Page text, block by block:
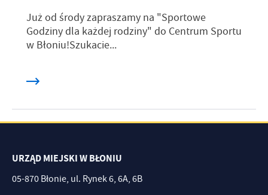
Już od środy zapraszamy na "Sportowe
Godziny dla każdej rodziny" do Centrum Sportu
w Błoniu!Szukacie...
URZĄD MIEJSKI W BŁONIU
05-870 Błonie, ul. Rynek 6, 6A, 6B